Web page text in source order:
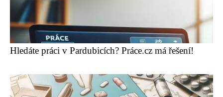
Hledáte práci v Pardubicích? Práce.cz má řešení!